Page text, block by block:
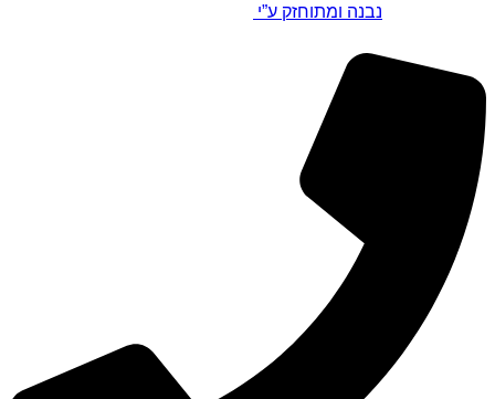
נבנה ומתוחזק ע”י